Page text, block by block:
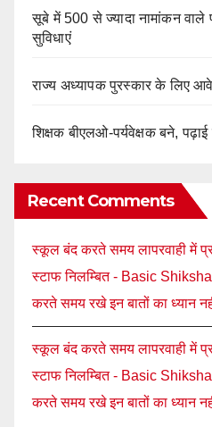
सूबे में 500 से ज्यादा नामांकन वाले
सुविधाएं
राज्य अध्यापक पुरस्कार के लिए
शिक्षक बीएलओ-पर्यवेक्षक बने,
Recent Comments
स्कूल बंद करते समय लापरवाही में
स्टाफ निलम्बित - Basic
करते समय रखे इन बातों का ध्यान नहीं
स्कूल बंद करते समय लापरवाही में
स्टाफ निलम्बित - Basic
करते समय रखे इन बातों का ध्यान नहीं